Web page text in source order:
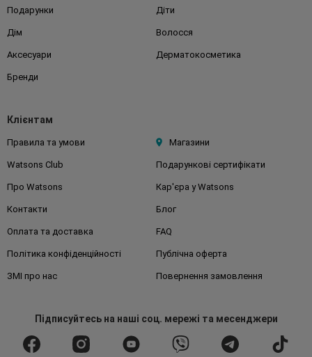
Подарунки Діти
Дім Волосся
Аксесуари Дерматокосметика
Бренди
Клієнтам
Правила та умови Магазини
Watsons Club Подарункові сертифікати
Про Watsons Кар'єра у Watsons
Контакти Блог
Оплата та доставка FAQ
Політика конфіденційності Публічна оферта
ЗМІ про нас Повернення замовлення
Підписуйтесьна наші соц. мережі та месенджери